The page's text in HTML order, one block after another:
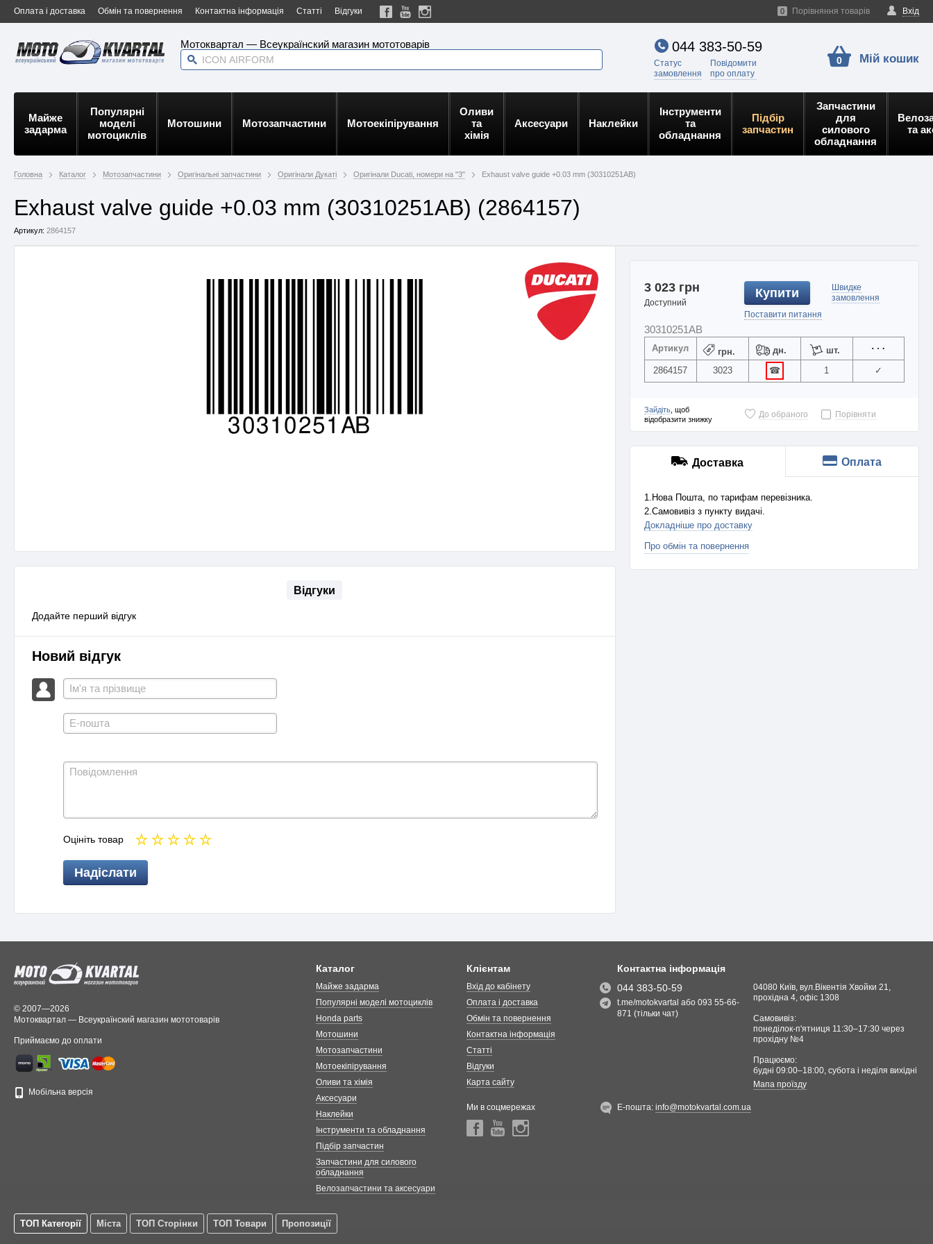
Оплата і доставка Обмін та повернення Контактна інформація Статті Відгуки Вхід
0 Порівняння товарів
Мотоквартал — Всеукраїнский магазин мототоварів 044 383-50-59
Статус
замовлення
Повідомити
про оплату
0 Мій кошик
Майже
задарма
Популярні
моделі
мотоциклів
Мотошини Мотозапчастини Мотоекіпірування
Оливи
та
хімія
Аксесуари Наклейки
Інструменти
та
обладнання
Підбір
запчастин
Запчастини
для
силового
обладнання
та
Головна Каталог Мотозапчастини Оригінальні запчастини Оригінали Дукаті Оригінали Ducati, номери на "3" Exhaust valve guide +0.03 mm (30310251AB)
Exhaust valve guide +0.03 mm (30310251AB) (2864157)
Артикул: 2864157
Відгуки
Додайте перший відгук
Новий відгук
Оцініть товар
Надіслати
3 023 грн
Доступний
Купити
Поставити питання
Швидке
замовлення
30310251AB
Артикул грн. дн.
шт.
2864157
3023 ☎ 1 ✓
Зайдіть, щоб
відобразити знижку
До обраного Порівняти
Доставка Оплата
1.Нова Пошта, по тарифам перевізника.
2.Самовивіз з пункту видачі.
Докладніше про доставку
Про обмін та повернення
© 2007—2026
Мотоквартал — Всеукраїнский магазин мототоварів
Приймаємо до оплати
Мобільна версія
Каталог
Майже задарма
Популярні моделі мотоциклів
Honda parts
Мотошини
Мотозапчастини
Мотоекіпірування
Оливи та хімія
Аксесуари
Наклейки
Інструменти та обладнання
Підбір запчастин
Запчастини для силового
обладнання
Велозапчастини та аксесуари
Клієнтам
Вхід до кабінету
Оплата і доставка
Обмін та повернення
Контактна інформація
Статті
Відгуки
Карта сайту
Ми в соцмережах
Контактна інформація
044 383-50-59
t.me/motokvartal або 093 55-66-
871 (тільки чат)
04080 Київ, вул.Вікентія Хвойки 21,
прохідна 4, офіс 1308
Самовивіз:
понеділок-п'ятниця 11:30–17:30 через
прохідну №4
Працюємо:
будні 09:00–18:00, cубота і неділя вихідні
Мапа проїзду
Е-пошта:info@motokvartal.com.ua
ТОП Категорії Міста ТОП Сторінки ТОП Товари Пропозиції